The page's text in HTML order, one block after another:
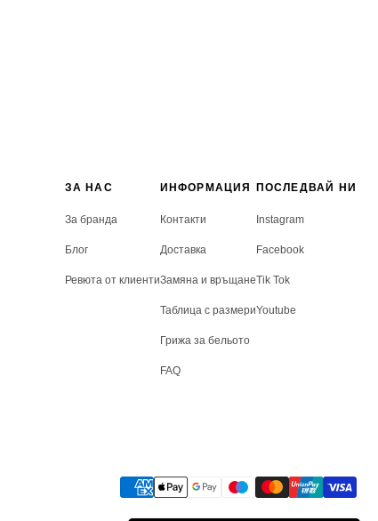
ЗА НАС
За бранда
Блог
Ревюта от клиенти
ИНФОРМАЦИЯ
Контакти
Доставка
Замяна и връщане
Таблица с размери
Грижа за бельото
FAQ
ПОСЛЕДВАЙ НИ
Instagram
Facebook
Tik Tok
Youtube